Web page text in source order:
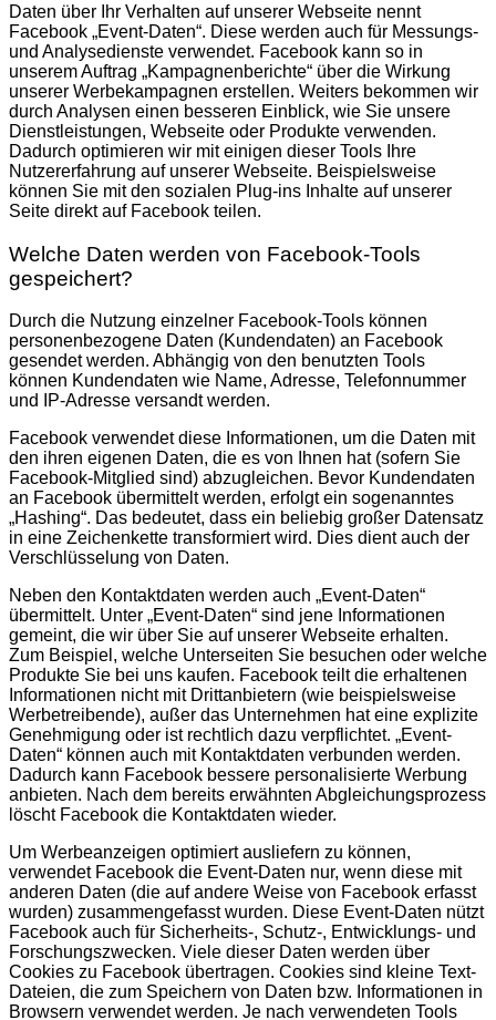
Daten über Ihr Verhalten auf unserer Webseite nennt
Facebook „Event-Daten“. Diese werden auch für Messungs-
und Analysedienste verwendet. Facebook kann so in
unserem Auftrag „Kampagnenberichte“ über die Wirkung
unserer Werbekampagnen erstellen. Weiters bekommen wir
durch Analysen einen besseren Einblick, wie Sie unsere
Dienstleistungen, Webseite oder Produkte verwenden.
Dadurch optimieren wir mit einigen dieser Tools Ihre
Nutzererfahrung auf unserer Webseite. Beispielsweise
können Sie mit den sozialen Plug-ins Inhalte auf unserer
Seite direkt auf Facebook teilen.
Welche Daten werden von Facebook-Tools
gespeichert?
Durch die Nutzung einzelner Facebook-Tools können
personenbezogene Daten (Kundendaten) an Facebook
gesendet werden. Abhängig von den benutzten Tools
können Kundendaten wie Name, Adresse, Telefonnummer
und IP-Adresse versandt werden.
Facebook verwendet diese Informationen, um die Daten mit
den ihren eigenen Daten, die es von Ihnen hat (sofern Sie
Facebook-Mitglied sind) abzugleichen. Bevor Kundendaten
an Facebook übermittelt werden, erfolgt ein sogenanntes
„Hashing“. Das bedeutet, dass ein beliebig großer Datensatz
in eine Zeichenkette transformiert wird. Dies dient auch der
Verschlüsselung von Daten.
Neben den Kontaktdaten werden auch „Event-Daten“
übermittelt. Unter „Event-Daten“ sind jene Informationen
gemeint, die wir über Sie auf unserer Webseite erhalten.
Zum Beispiel, welche Unterseiten Sie besuchen oder welche
Produkte Sie bei uns kaufen. Facebook teilt die erhaltenen
Informationen nicht mit Drittanbietern (wie beispielsweise
Werbetreibende), außer das Unternehmen hat eine explizite
Genehmigung oder ist rechtlich dazu verpflichtet. „Event-
Daten“ können auch mit Kontaktdaten verbunden werden.
Dadurch kann Facebook bessere personalisierte Werbung
anbieten. Nach dem bereits erwähnten Abgleichungsprozess
löscht Facebook die Kontaktdaten wieder.
Um Werbeanzeigen optimiert ausliefern zu können,
verwendet Facebook die Event-Daten nur, wenn diese mit
anderen Daten (die auf andere Weise von Facebook erfasst
wurden) zusammengefasst wurden. Diese Event-Daten nützt
Facebook auch für Sicherheits-, Schutz-, Entwicklungs- und
Forschungszwecken. Viele dieser Daten werden über
Cookies zu Facebook übertragen. Cookies sind kleine Text-
Dateien, die zum Speichern von Daten bzw. Informationen in
Browsern verwendet werden. Je nach verwendeten Tools